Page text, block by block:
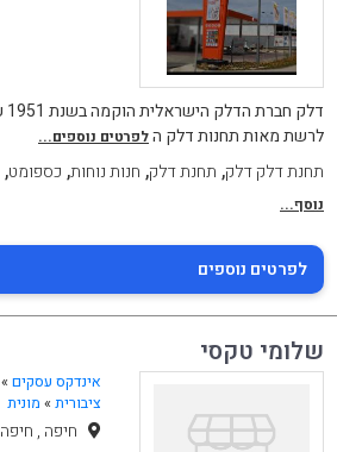
לרשת מאות תחנות דלק הלפרטים נוספים...
תחנת דלק דלק, תחנת דלק, חנות נוחות, כספומט,
נוסף...
לפרטים נוספים
שלומי טקסי
אינדקס עסקים »
ציבורית» מונית
חיפה , חיפה